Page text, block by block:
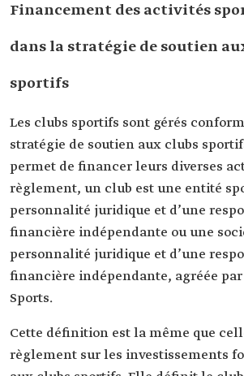
Financement des activités
dans la stratégie de soutien
sportifs
Les clubs sportifs sont gérés
stratégie de soutien aux clubs
permet de financer leurs diverses
règlement, un club est une entité
personnalité juridique et d’une
financière indépendante ou une
personnalité juridique et d’une
financière indépendante, agréée
Sports.
Cette définition est la même que
règlement sur les investissements